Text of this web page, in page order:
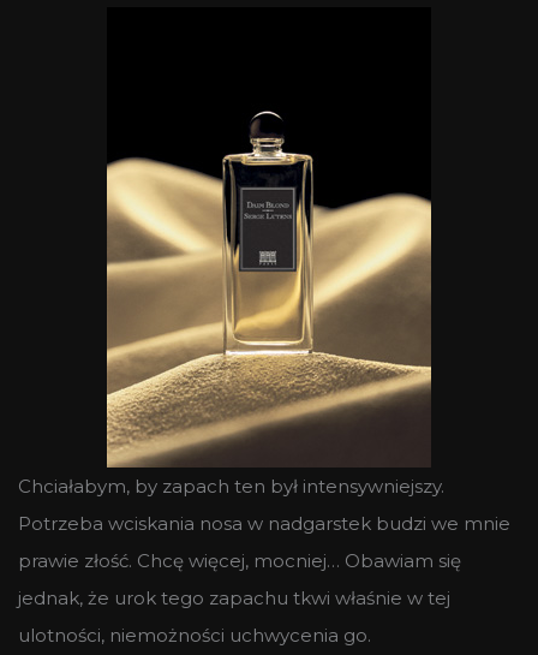
Chciałabym, by zapach ten był intensywniejszy.
Potrzeba wciskania nosa w nadgarstek budzi we mnie
prawie złość. Chcę więcej, mocniej… Obawiam się
jednak, że urok tego zapachu tkwi właśnie w tej
ulotności, niemożności uchwycenia go.